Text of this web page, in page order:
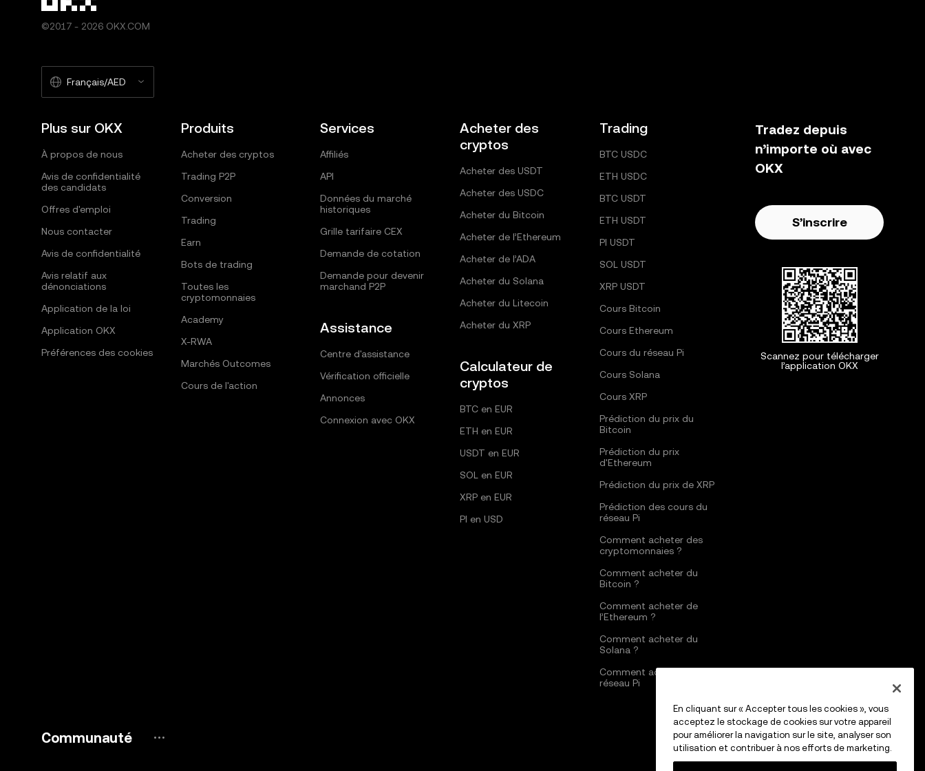
©2017 - 2026 OKX.COM
Français/AED
Plus sur OKX
À propos de nous
Avis de confidentialité
des candidats
Offres d'emploi
Nous contacter
Avis de confidentialité
Avis relatif aux
dénonciations
Application de la loi
Application OKX
Préférences des cookies
Produits
Acheter des cryptos
Trading P2P
Conversion
Trading
Earn
Bots de trading
Toutes les
cryptomonnaies
Academy
X-RWA
Marchés Outcomes
Cours de l'action
Services
Affiliés
API
Données du marché
historiques
Grille tarifaire CEX
Demande de cotation
Demande pour devenir
marchand P2P
Assistance
Centre d'assistance
Vérification officielle
Annonces
Connexion avec OKX
Acheter des
cryptos
Acheter des USDT
Acheter des USDC
Acheter du Bitcoin
Acheter de l’Ethereum
Acheter de l’ADA
Acheter du Solana
Acheter du Litecoin
Acheter du XRP
Calculateur de
cryptos
BTC en EUR
ETH en EUR
USDT en EUR
SOL en EUR
XRP en EUR
PI en USD
Trading
BTC USDC
ETH USDC
BTC USDT
ETH USDT
PI USDT
SOL USDT
XRP USDT
Cours Bitcoin
Cours Ethereum
Cours du réseau Pi
Cours Solana
Cours XRP
Prédiction du prix du
Bitcoin
Prédiction du prix
d'Ethereum
Prédiction du prix de XRP
Prédiction des cours du
réseau Pi
Comment acheter des
cryptomonnaies ?
Comment acheter du
Bitcoin ?
Comment acheter de
l’Ethereum ?
Comment acheter du
Solana ?
Comment acheter du
réseau Pi
Tradez depuis
n’importe où avec
OKX
S’inscrire
Scannez pour télécharger
l’application OKX
Communauté
En cliquant sur « Accepter tous les cookies », vous
acceptez le stockage de cookies sur votre appareil
pour améliorer la navigation sur le site, analyser son
utilisation et contribuer à nos efforts de marketing.